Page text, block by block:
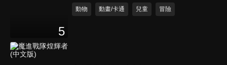
5
動物
動畫/卡通 兒童 冒險